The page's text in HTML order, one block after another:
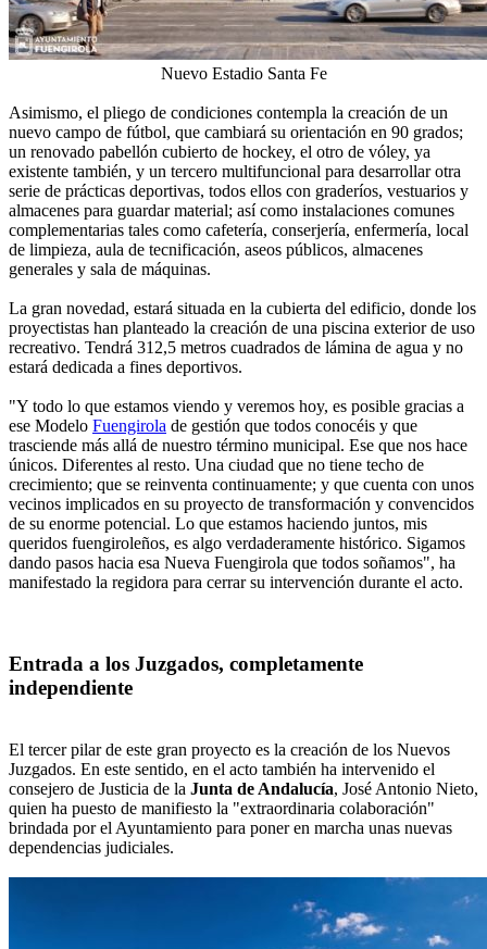
Nuevo Estadio Santa Fe
Asimismo, el pliego de condiciones contempla la creación de un
nuevo campo de fútbol, que cambiará su orientación en 90 grados;
un renovado pabellón cubierto de hockey, el otro de vóley, ya
existente también, y un tercero multifuncional para desarrollar otra
serie de prácticas deportivas, todos ellos con graderíos, vestuarios y
almacenes para guardar material; así como instalaciones comunes
complementarias tales como cafetería, conserjería, enfermería, local
de limpieza, aula de tecnificación, aseos públicos, almacenes
generales y sala de máquinas.
La gran novedad, estará situada en la cubierta del edificio, donde los
proyectistas han planteado la creación de una piscina exterior de uso
recreativo. Tendrá 312,5 metros cuadrados de lámina de agua y no
estará dedicada a fines deportivos.
"Y todo lo que estamos viendo y veremos hoy, es posible gracias a
ese Modelo Fuengirola de gestión que todos conocéis y que
trasciende más allá de nuestro término municipal. Ese que nos hace
únicos. Diferentes al resto. Una ciudad que no tiene techo de
crecimiento; que se reinventa continuamente; y que cuenta con unos
vecinos implicados en su proyecto de transformación y convencidos
de su enorme potencial. Lo que estamos haciendo juntos, mis
queridos fuengiroleños, es algo verdaderamente histórico. Sigamos
dando pasos hacia esa Nueva Fuengirola que todos soñamos", ha
manifestado la regidora para cerrar su intervención durante el acto.
Entrada a los Juzgados, completamente
independiente
El tercer pilar de este gran proyecto es la creación de los Nuevos
Juzgados. En este sentido, en el acto también ha intervenido el
consejero de Justicia de la Junta de Andalucía, José Antonio Nieto,
quien ha puesto de manifiesto la "extraordinaria colaboración"
brindada por el Ayuntamiento para poner en marcha unas nuevas
dependencias judiciales.